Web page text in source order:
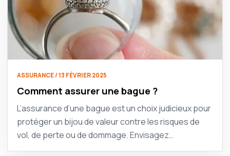
ASSURANCE / 13 FÉVRIER 2025
Comment assurer une bague ?
L’assurance d’une bague est un choix judicieux pour
protéger un bijou de valeur contre les risques de
vol, de perte ou de dommage. Envisagez…